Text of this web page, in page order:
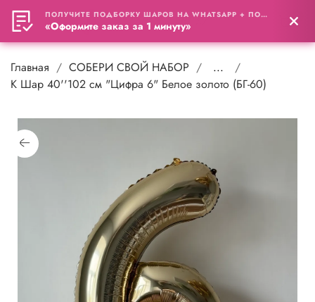
0
Главная СОБЕРИ СВОЙ НАБОР
...
К Шар 40''102 см "Цифра 6" Белое золото (БГ-60)
ПОЛУЧИТЕ ПОДБОРКУ ШАРОВ НА WHATSAPP + ПОДАРОК
«Оформите заказ за 1 минуту»